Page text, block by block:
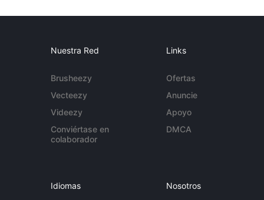
Nuestra Red
Brusheezy
Vecteezy
Videezy
Conviértase en
colaborador
Links
Ofertas
Anuncie
Apoyo
DMCA
Idiomas Nosotros